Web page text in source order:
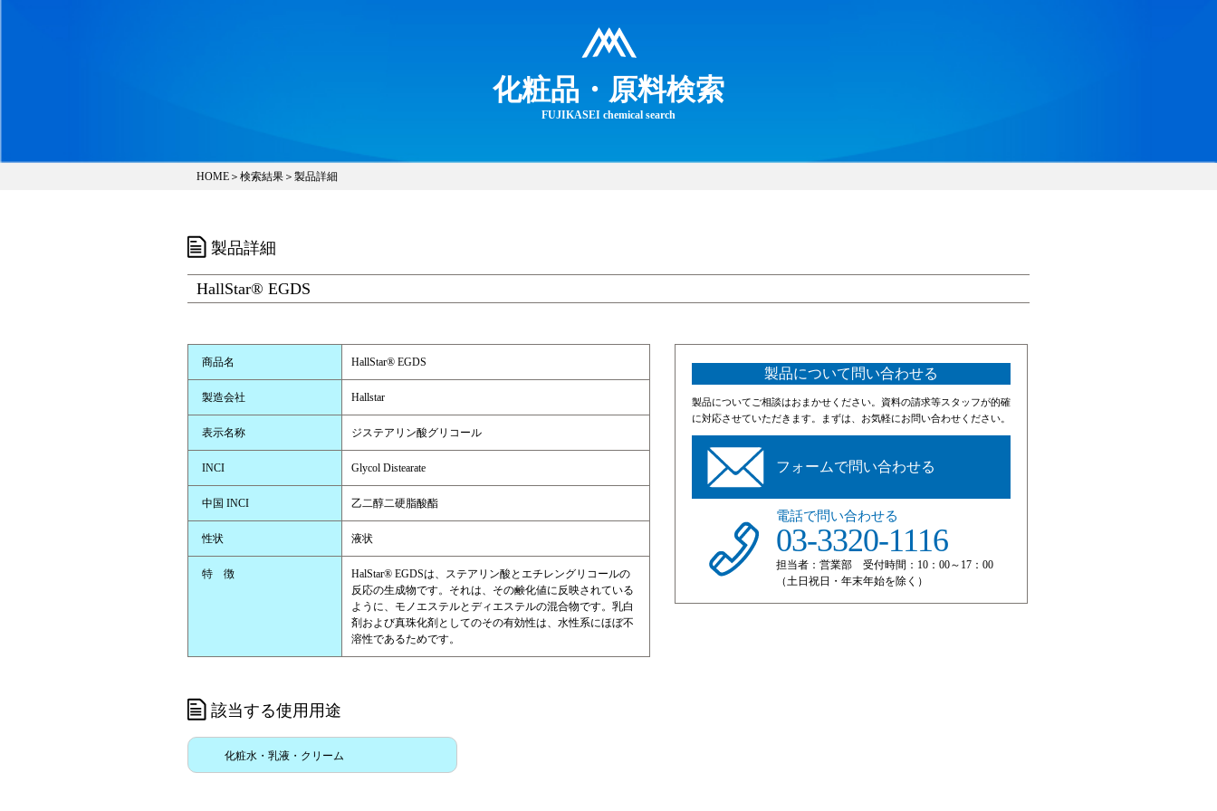
化粧品・原料検索
FUJIKASEI chemical search
HOME ＞ 検索結果 ＞製品詳細
製品詳細
HallStar® EGDS
商品名 HallStar® EGDS
製造会社 Hallstar
表示名称 ジステアリン酸グリコール
INCI Glycol Distearate
中国 INCI 乙二醇二硬脂酸酯
性状 液状
特 徴
HalStar® EGDSは、ステアリン酸とエチレングリコールの
反応の生成物です。それは、その鹸化値に反映されている
ように、モノエステルとディエステルの混合物です。乳白
剤および真珠化剤としてのその有効性は、水性系にほぼ不
溶性であるためです。
製品について問い合わせる
製品についてご相談はおまかせください。資料の請求等スタッフが的確
に対応させていただきます。まずは、お気軽にお問い合わせください。
フォームで問い合わせる
電話で問い合わせる
03-3320-1116
担当者：営業部 受付時間：10：00～17：00
（土日祝日・年末年始を除く）
該当する使用用途
化粧水・乳液・クリーム